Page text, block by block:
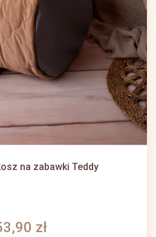
na zabawki Teddy
zł